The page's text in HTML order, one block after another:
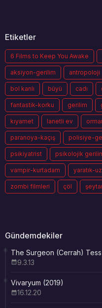
Etiketler
6 Films to Keep You Awake
aksiyon-gerilim antropoloji
bol kanlı büyü cadı
fantastik-korku gerilim
kıyamet lanetli ev
paranoya-kaçış polisiye-
psikiyatrist psikolojik
vampir-kurtadam yaratık-
zombi filmleri çöl
Gündemdekiler
The Surgeon (Cerrah)
9.3.13
Vivaryum (2019)
16.12.20